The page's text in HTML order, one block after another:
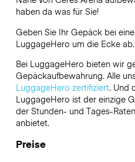
haben da was für Sie!
Geben Sie Ihr Gepäck bei
LuggageHero um die Ecke ab.
Bei LuggageHero bieten wir
Gepäckaufbewahrung. Alle
LuggageHero zertifiziert. Und
LuggageHero ist der einzige
der Stunden- und Tages-
anbietet.
Preise